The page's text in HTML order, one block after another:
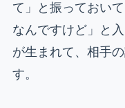
て」と振っておい
なんですけど」と
が生まれて、相手
す。